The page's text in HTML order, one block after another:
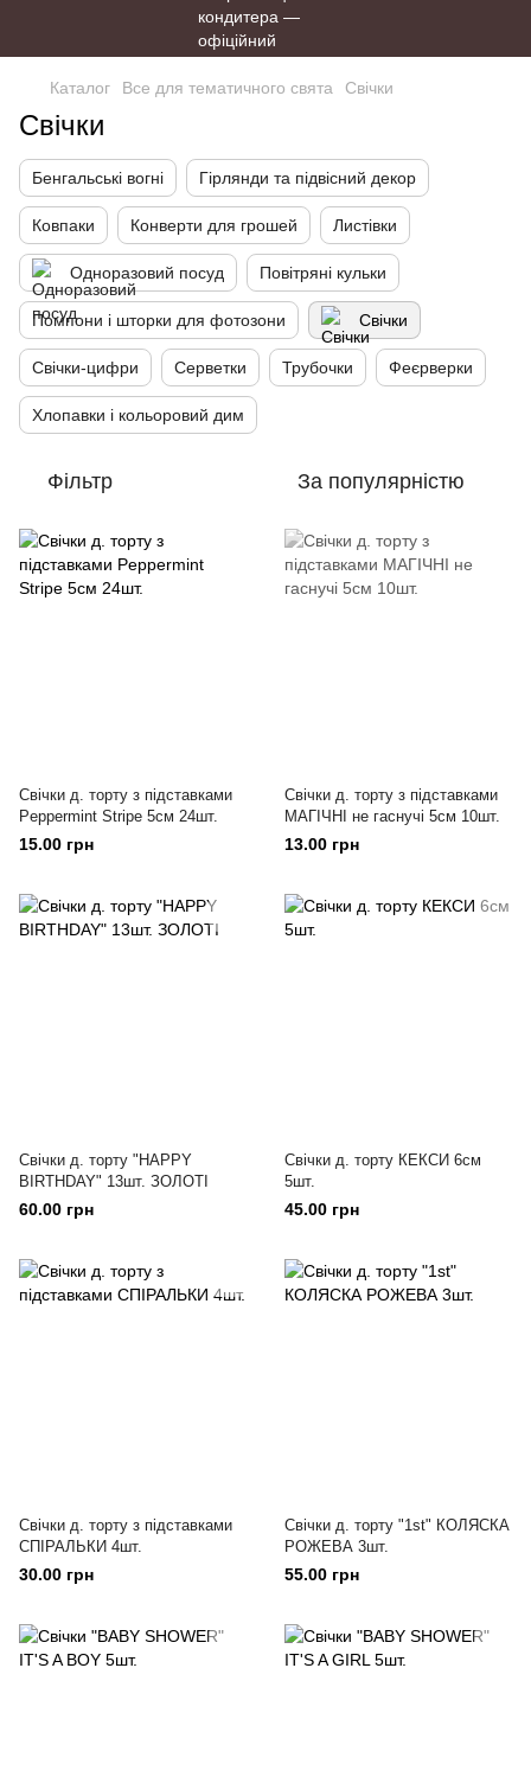
Каталог Все для тематичного свята Свічки
Свічки
Бенгальські вогні Гірлянди та підвісний декор
Ковпаки Конверти для грошей Листівки
Одноразовий посуд Повітряні кульки
Помпони і шторки для фотозони Свічки
Свічки-цифри Серветки Трубочки Феєрверки
Хлопавки і кольоровий дим
Фільтр За популярністю
Свічки д. торту з підставками
Peppermint Stripe 5см 24шт.
15.00 грн
Свічки д. торту з підставками
МАГІЧНІ не гаснучі 5см 10шт.
13.00 грн
Свічки д. торту "HAPPY
BIRTHDAY" 13шт. ЗОЛОТІ
60.00 грн
Свічки д. торту КЕКСИ 6см
5шт.
45.00 грн
Свічки д. торту з підставками
СПІРАЛЬКИ 4шт.
30.00 грн
Свічки д. торту "1st" КОЛЯСКА
РОЖЕВА 3шт.
55.00 грн